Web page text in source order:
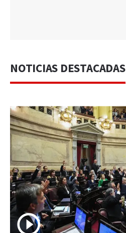
NOTICIAS DESTACADAS